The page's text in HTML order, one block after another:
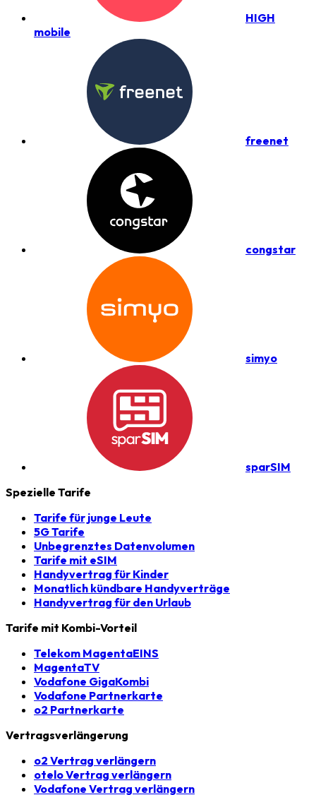
HIGH
mobile
freenet
congstar
simyo
sparSIM
Spezielle Tarife
Tarife für junge Leute
5G Tarife
Unbegrenztes Datenvolumen
Tarife mit eSIM
Handyvertrag für Kinder
Monatlich kündbare Handyverträge
Handyvertrag für den Urlaub
Tarife mit Kombi-Vorteil
Telekom MagentaEINS
MagentaTV
Vodafone GigaKombi
Vodafone Partnerkarte
o2 Partnerkarte
Vertragsverlängerung
o2 Vertrag verlängern
otelo Vertrag verlängern
Vodafone Vertrag verlängern